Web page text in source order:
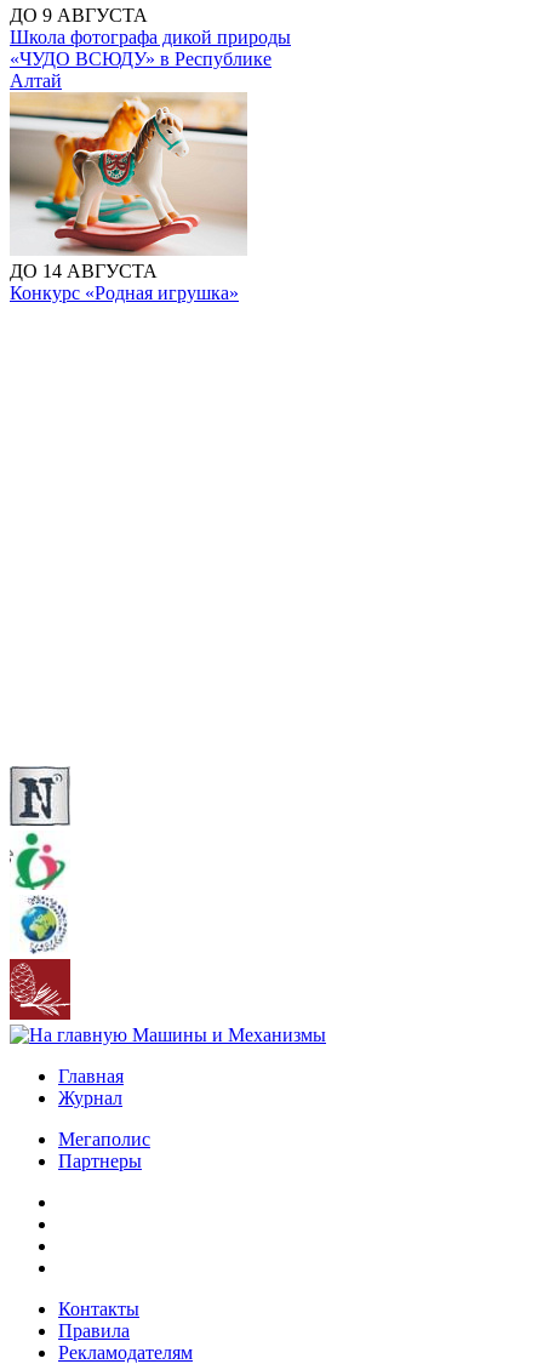
ДО 9 АВГУСТА
Школа фотографа дикой природы
«ЧУДО ВСЮДУ» в Республике
Алтай
ДО 14 АВГУСТА
Конкурс «Родная игрушка»
Главная
Журнал
Мегаполис
Партнеры
Контакты
Правила
Рекламодателям